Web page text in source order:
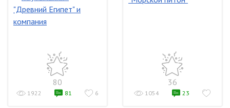
80
1922 81 6
36
1054 23